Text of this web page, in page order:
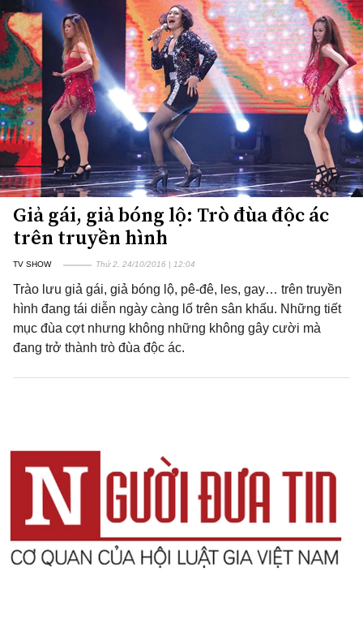
Giả gái, giả bóng lộ: Trò đùa độc ác
trên truyền hình
TV SHOW Thứ 2, 24/10/2016 | 12:04
Trào lưu giả gái, giả bóng lộ, pê-đê, les, gay… trên truyền
hình đang tái diễn ngày càng lố trên sân khấu. Những tiết
mục đùa cợt nhưng không những không gây cười mà
đang trở thành trò đùa độc ác.